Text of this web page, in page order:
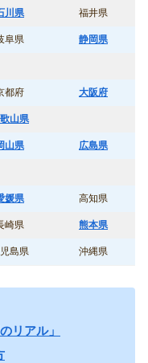
川県 福井県
阜県 静岡県
都府 大阪府
山県
山県 広島県
媛県 高知県
崎県 熊本県
島県 沖縄県
リアル」